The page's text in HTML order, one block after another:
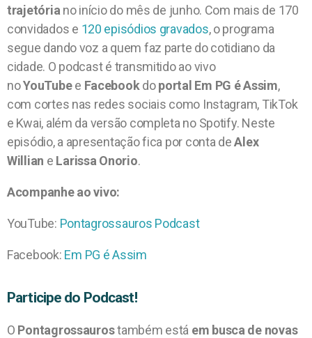
trajetóriano início do mês de junho. Com mais de 170
convidados e 120 episódios gravados, o programa
segue dando voz a quem faz parte do cotidiano da
cidade. O podcast é transmitido ao vivo
noYouTubee Facebookdoportal Em PG é Assim,
com cortes nas redes sociais como Instagram, TikTok
e Kwai, além da versão completa no Spotify. Neste
episódio, a apresentação fica por conta deAlex
Willian e Larissa Onorio.
Acompanhe ao vivo:
YouTube: Pontagrossauros Podcast
Facebook: Em PG é Assim
Participe do Podcast!
O Pontagrossaurostambém está em busca de novas